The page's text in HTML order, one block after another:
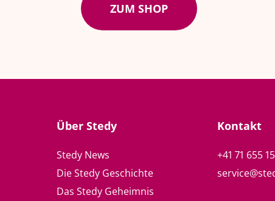
ZUM SHOP
Über Stedy
Stedy News
Die Stedy Geschichte
Das Stedy Geheimnis
Kontakt
+41 71 655